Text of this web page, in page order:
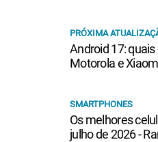
PRÓXIMA
Android 17:
Motorola e
SMARTPHONES
Os melhores
julho de 2026 -